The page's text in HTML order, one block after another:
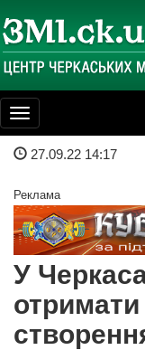
Toggle
navigation
27.09.22 14:17
Реклама
У
отримати